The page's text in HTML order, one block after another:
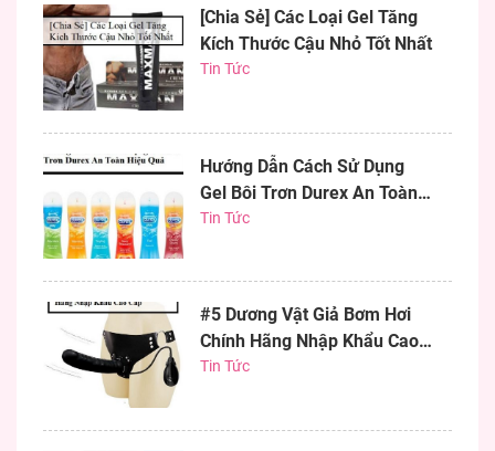
[Chia Sẻ] Các Loại Gel Tăng
Kích Thước Cậu Nhỏ Tốt Nhất
Tin Tức
Hướng Dẫn Cách Sử Dụng
Gel Bôi Trơn Durex An Toàn
Hiệu Quả
Tin Tức
#5 Dương Vật Giả Bơm Hơi
Chính Hãng Nhập Khẩu Cao
Cấp
Tin Tức